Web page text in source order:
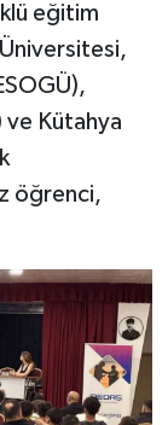
eğitim
ve Kütahya
öğrenci,